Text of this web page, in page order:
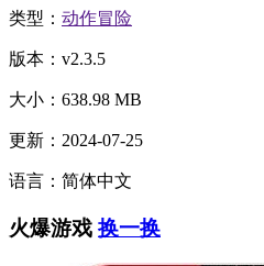
类型： 动作冒险
版本：v2.3.5
大小：638.98 MB
更新：2024-07-25
语言：简体中文
火爆游戏 换一换